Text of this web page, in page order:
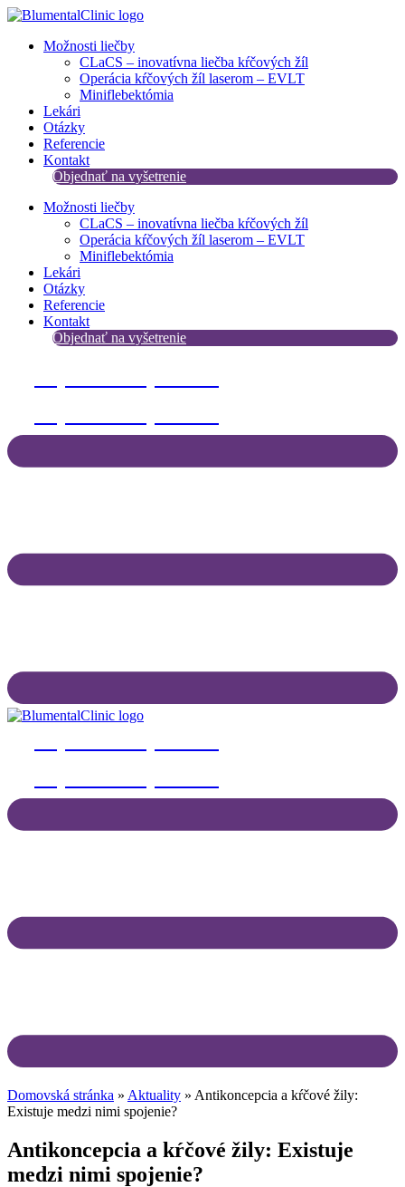
Preskočiť
obsah
Možnosti liečby
CLaCS – inovatívna liečba kŕčových žíl​
Operácia kŕčových žíl laserom – EVLT
Miniflebektómia
Lekári
Otázky
Referencie
Kontakt
Objednať na vyšetrenie
Možnosti liečby
CLaCS – inovatívna liečba kŕčových žíl​
Operácia kŕčových žíl laserom – EVLT
Miniflebektómia
Lekári
Otázky
Referencie
Kontakt
Objednať na vyšetrenie
Domovská stránka » Aktuality » Antikoncepcia a kŕčové žily:
Existuje medzi nimi spojenie?
Antikoncepcia a kŕčové žily: Existuje
medzi nimi spojenie?